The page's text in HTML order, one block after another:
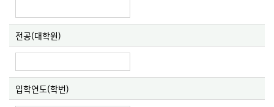
전공(대학원)
입학연도(학번)